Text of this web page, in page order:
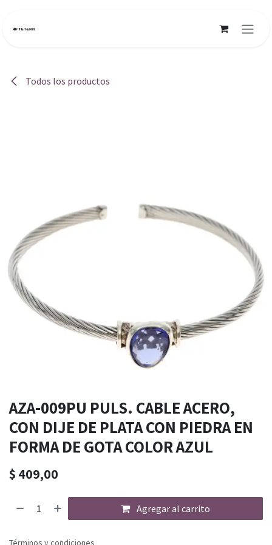
Todos los productos
AZA-009PU PULS. CABLE ACERO,
CON DIJE DE PLATA CON PIEDRA EN
FORMA DE GOTA COLOR AZUL
$ 409,00
Agregar al carrito
Términos y condiciones